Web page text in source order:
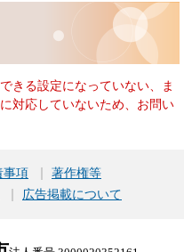
きる設定になっていない、ま
対応していないため、お問い
事項
著作権等
広告掲載について